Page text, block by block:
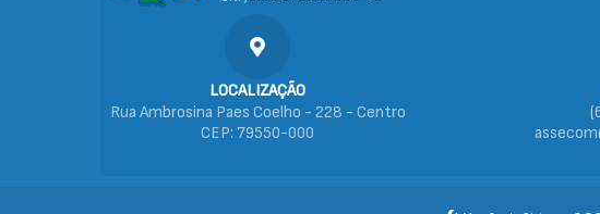
LOCALIZAÇÃO
Rua Ambrosina Paes Coelho - 228 - Centro
CEP: 79550-000